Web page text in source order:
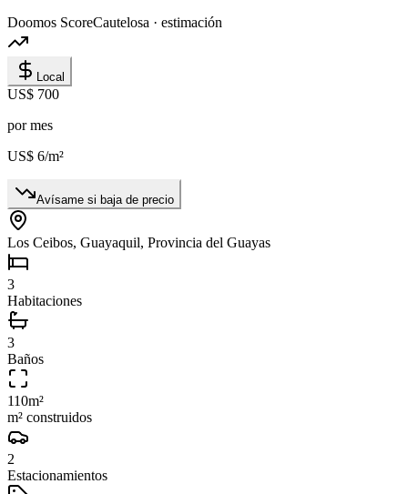
Doomos ScoreCautelosa · estimación
Local
US$ 700
por mes
US$ 6/m²
Avísame si baja de precio
Los Ceibos, Guayaquil, Provincia del Guayas
3
Habitaciones
3
Baños
110m²
m² construidos
2
Estacionamientos